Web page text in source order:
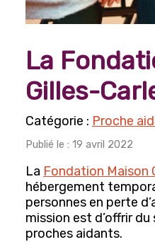
Histoire et Généalogie
Photographie
Engagements et
Horticulture et
Jeux
Bingo
Mise en forme et
Danse
La
Gilles-
Proche
Publié le : 19 avril 2022
La Fondation Maison
hébergement
personnes en perte
mission est d’offrir
proches aidants.